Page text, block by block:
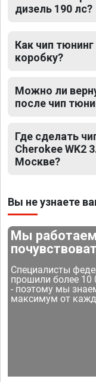
дизель 190 лс?
Как чип
коробку?
Можно ли
после чип
Где сделать
Cherokee WK2
Москве?
Вы не узнаете
Мы
Специалисты
прошили более 10
- поэтому мы
максимум от